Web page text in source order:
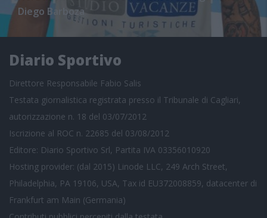
Diego Barboza
Diario Sportivo
Direttore Responsabile Fabio Salis
Testata giornalistica registrata presso il Tribunale di Cagliari,
autorizzazione n. 18 del 03/07/2012
Iscrizione al ROC n. 22685 del 03/08/2012
Editore: Diario Sportivo Srl, Partita IVA 03356010920
Hosting provider: (dal 2015) Linode LLC, 249 Arch Street,
Philadelphia, PA 19106, USA, Tax id EU372008859, datacenter di
Frankfurt am Main (Germania)